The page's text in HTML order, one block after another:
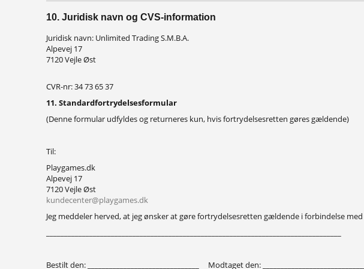
10. Juridisk navn og CVS-information
Juridisk navn: Unlimited Trading S.M.B.A.
Alpevej 17
7120 Vejle Øst
CVR-nr: 34 73 65 37
11. Standardfortrydelsesformular
(Denne formular udfyldes og returneres kun, hvis fortrydelsesretten gøres gældende)
Til:
Playgames.dk
Alpevej 17
7120 Vejle Øst
kundecenter@playgames.dk
Jeg meddeler herved, at jeg ønsker at gøre fortrydelsesretten gældende i forbindelse
Bestilt den: _______________________________ Modtaget den: